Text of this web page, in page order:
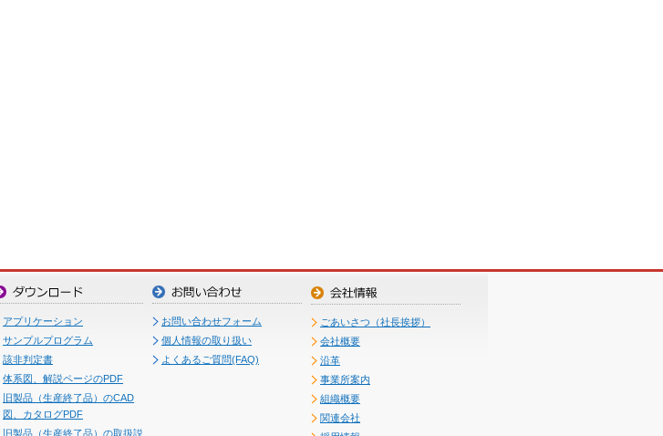
アプリケーション
サンプルプログラム
該非判定書
体系図、解説ページのPDF
旧製品（生産終了品）のCAD
図、カタログPDF
旧製品（生産終了品）の取扱説
お問い合わせフォーム
個人情報の取り扱い
よくあるご質問(FAQ)
ごあいさつ（社長挨拶）
会社概要
沿革
事業所案内
組織概要
関連会社